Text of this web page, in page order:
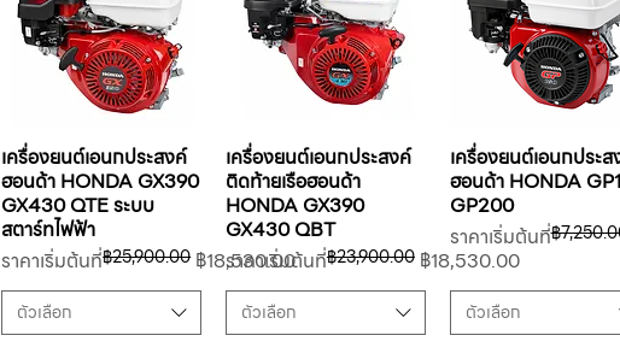
เครื่องยนต์เอนกประสงค์
ฮอนด้า HONDA GX390
GX430 QTE ระบบ
สตาร์ทไฟฟ้า
ราคาเริ่มต้นที่
ราคาปกติ ฿25,900.00 ฿18,530.00
ราคาขายลด
ตัวเลือก
เครื่องยนต์เอนกประสงค์
ติดท้ายเรือฮอนด้า
HONDA GX390
GX430 QBT
ราคาเริ่มต้นที่
ราคาปกติ ฿23,900.00 ฿18,530.00
ราคาขายลด
ตัวเลือก
เครื่องยนต์เอนกประ
ฮอนด้า HONDA
GP200
ราคาเริ่มต้นที่
ราคาปกติ ฿
ราคาขายลด
ตัวเลือก